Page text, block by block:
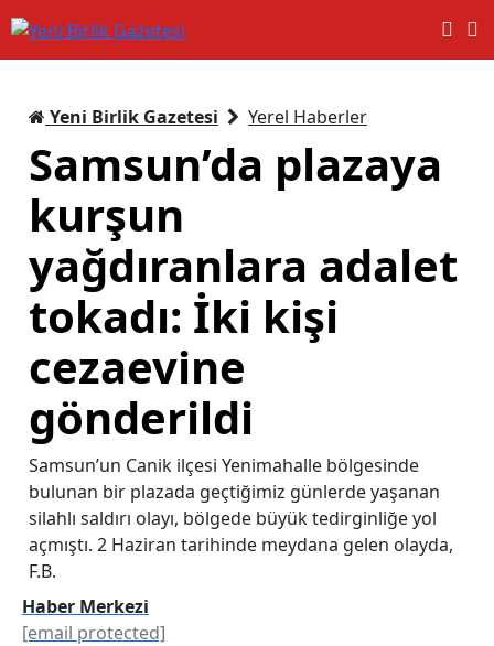
Yeni Birlik Gazetesi Yerel Haberler
Samsun’da plazaya
kurşun
yağdıranlara adalet
tokadı: İki kişi
cezaevine
gönderildi
Samsun’un Canik ilçesi Yenimahalle bölgesinde
bulunan bir plazada geçtiğimiz günlerde yaşanan
silahlı saldırı olayı, bölgede büyük tedirginliğe yol
açmıştı. 2 Haziran tarihinde meydana gelen olayda,
F.B.
Haber Merkezi
[email protected]